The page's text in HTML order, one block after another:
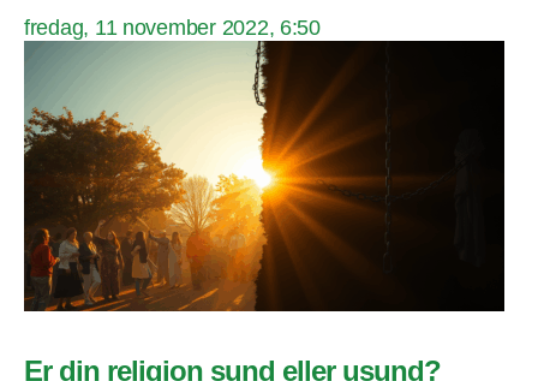
fredag, 11 november 2022, 6:50
Er din religion sund eller usund?